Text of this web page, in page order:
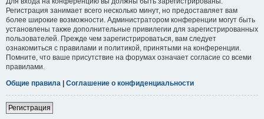
Регистрация занимает всего несколько минут, но предоставляет вам
более широкие возможности. Администратором конференции могут быть
установлены также дополнительные привилегии для зарегистрированных
пользователей. Прежде чем зарегистрироваться, вам следует
ознакомиться с правилами и политикой, принятыми на конференции.
Помните, что ваше присутствие на форумах означает согласие со всеми
правилами.
Общие правила | Соглашение о конфиденциальности
Регистрация